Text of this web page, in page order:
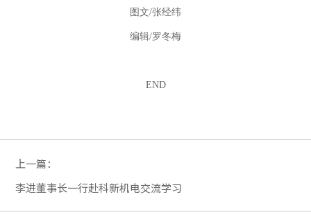
图文/张经纬
编辑/罗冬梅
END
上一篇：
李进董事长一行赴科新机电交流学习